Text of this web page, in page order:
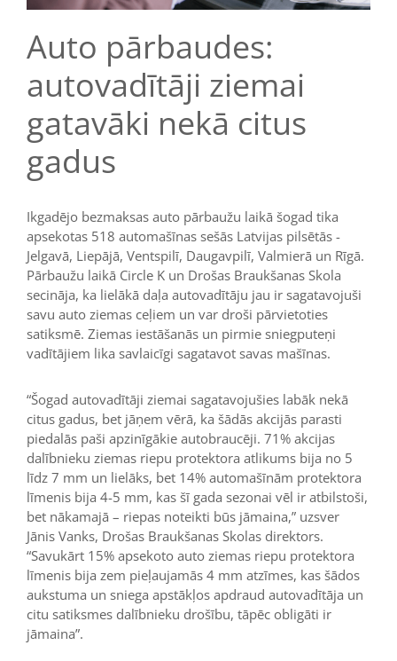
Auto pārbaudes:
autovadītāji ziemai
gatavāki nekā citus
gadus
Ikgadējo bezmaksas auto pārbaužu laikā šogad tika
apsekotas 518 automašīnas sešās Latvijas pilsētās -
Jelgavā, Liepājā, Ventspilī, Daugavpilī, Valmierā un Rīgā.
Pārbaužu laikā Circle K un Drošas Braukšanas Skola
secināja, ka lielākā daļa autovadītāju jau ir sagatavojuši
savu auto ziemas ceļiem un var droši pārvietoties
satiksmē. Ziemas iestāšanās un pirmie sniegputeņi
vadītājiem lika savlaicīgi sagatavot savas mašīnas.
“Šogad autovadītāji ziemai sagatavojušies labāk nekā
citus gadus, bet jāņem vērā, ka šādās akcijās parasti
piedalās paši apzinīgākie autobraucēji. 71% akcijas
dalībnieku ziemas riepu protektora atlikums bija no 5
līdz 7 mm un lielāks, bet 14% automašīnām protektora
līmenis bija 4-5 mm, kas šī gada sezonai vēl ir atbilstoši,
bet nākamajā – riepas noteikti būs jāmaina,” uzsver
Jānis Vanks, Drošas Braukšanas Skolas direktors.
“Savukārt 15% apsekoto auto ziemas riepu protektora
līmenis bija zem pieļaujamās 4 mm atzīmes, kas šādos
aukstuma un sniega apstākļos apdraud autovadītāja un
citu satiksmes dalībnieku drošību, tāpēc obligāti ir
jāmaina”.